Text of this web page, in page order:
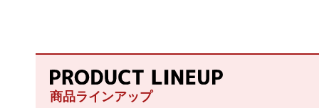
商品ラインアップ